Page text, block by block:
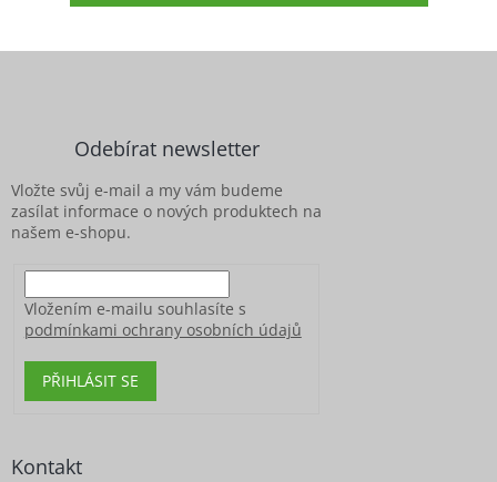
Odebírat newsletter
Vložte svůj e-mail a my vám budeme
zasílat informace o nových produktech na
našem e-shopu.
Vložením e-mailu souhlasíte s
podmínkami ochrany osobních údajů
PŘIHLÁSIT SE
Kontakt